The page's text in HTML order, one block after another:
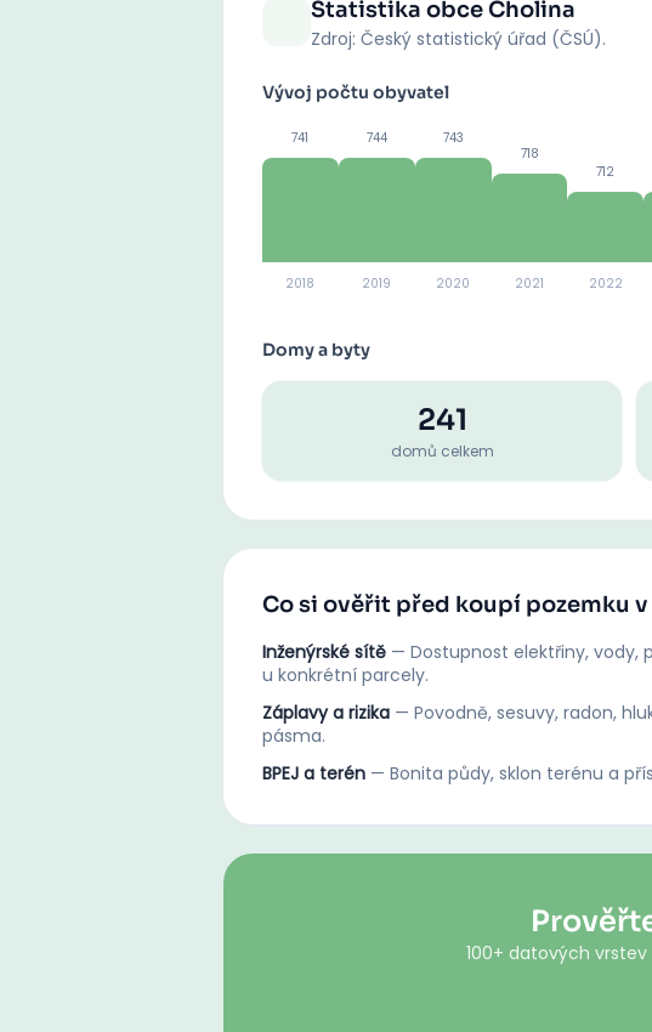
Statistika obceCholina
Zdroj: Český statistický úřad (ČSÚ).
Vývoj počtu obyvatel
741
2018
744
2019
743
2020
718
2021
712
2022
Domy a byty
241
domů celkem
Co si ověřit před koupí pozemku
Inženýrské sítě — Dostupnost elektřiny, vody,
u konkrétní parcely.
Záplavy a rizika — Povodně, sesuvy, radon,
pásma.
BPEJ a terén — Bonita půdy, sklon terénu a
100+ datových